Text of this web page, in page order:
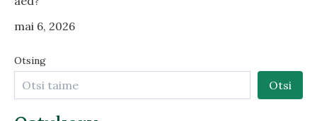
mai 6, 2026
Otsing
Otsi